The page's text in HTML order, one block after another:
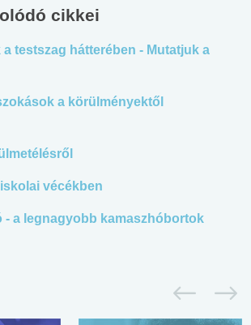
cikkei
a testszag hátterében - Mutatjuk a
a körülményektől
vécékben
- a legnagyobb kamaszhóbortok